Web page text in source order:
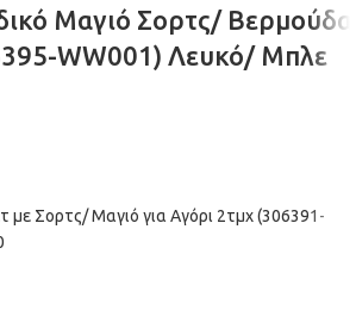
Μαγιό Σορτς/ Βερμούδα
WW001) Λευκό/ Μπλε